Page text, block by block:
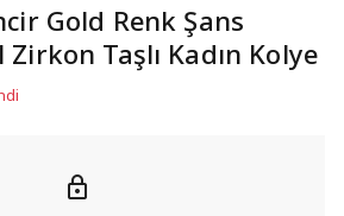
Gold Renk Şans
Taşlı Kadın Kolye